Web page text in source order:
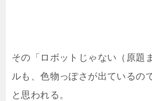
その「ロボットじゃない（原題
ルも、色物っぽさが出ているの
と思われる。